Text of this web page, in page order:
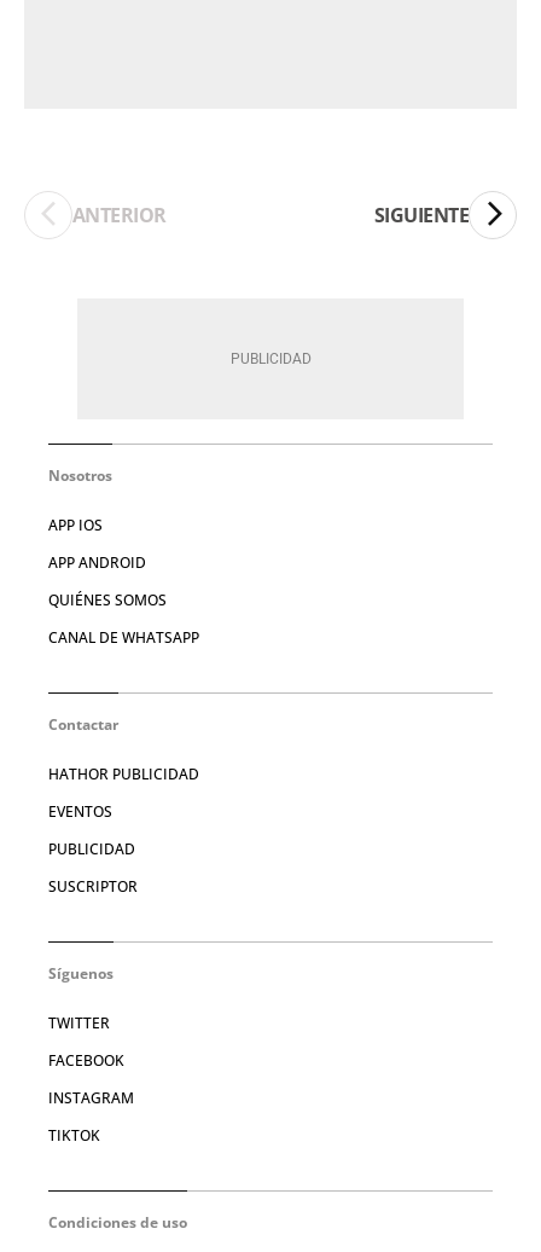
ANTERIOR SIGUIENTE
Nosotros
APP IOS
APP ANDROID
QUIÉNES SOMOS
CANAL DE WHATSAPP
Contactar
HATHOR PUBLICIDAD
EVENTOS
PUBLICIDAD
SUSCRIPTOR
Síguenos
TWITTER
FACEBOOK
INSTAGRAM
TIKTOK
Condiciones de uso